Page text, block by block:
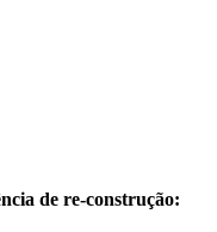
de re-construção: